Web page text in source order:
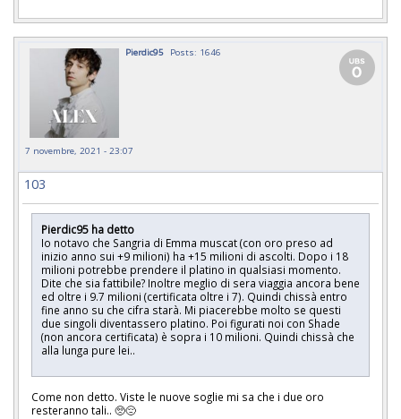
Pierdic95 Posts: 1646
7 novembre, 2021 - 23:07
103
Pierdic95 ha detto
Io notavo che Sangria di Emma muscat (con oro preso ad
inizio anno sui +9 milioni) ha +15 milioni di ascolti. Dopo i 18
milioni potrebbe prendere il platino in qualsiasi momento.
Dite che sia fattibile? Inoltre meglio di sera viaggia ancora bene
ed oltre i 9.7 milioni (certificata oltre i 7). Quindi chissà entro
fine anno su che cifra starà. Mi piacerebbe molto se questi
due singoli diventassero platino. Poi figurati noi con Shade
(non ancora certificata) è sopra i 10 milioni. Quindi chissà che
alla lunga pure lei..
Come non detto. Viste le nuove soglie mi sa che i due oro
resteranno tali.. 🥺😔